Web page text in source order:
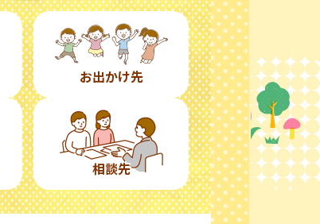
お出かけ先
相談先